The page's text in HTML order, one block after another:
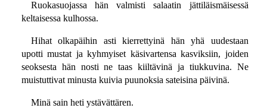
Ruokasuojassa hän valmisti salaatin jättiläismäisessä
keltaisessa kulhossa.
Hihat olkapäihin asti kierrettyinä hän yhä uudestaan
upotti mustat ja kyhmyiset käsivartensa kasviksiin, joiden
seoksesta hän nosti ne taas kiiltävinä ja tiukkuvina. Ne
muistuttivat minusta kuivia puunoksia sateisina päivinä.
Minä sain heti ystävättären.